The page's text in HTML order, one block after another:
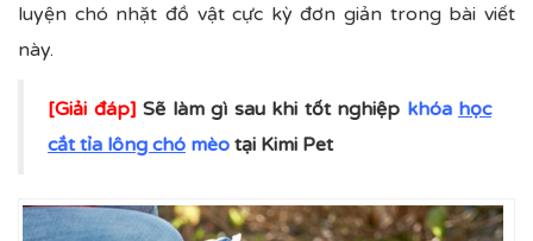
luyện chó nhặt đồ vật cực kỳ đơn giản trong bài viết
này.
[Giải đáp] Sẽ làm gì sau khi tốt nghiệp khóa học
cắt tỉa lông chó mèo tại Kimi Pet